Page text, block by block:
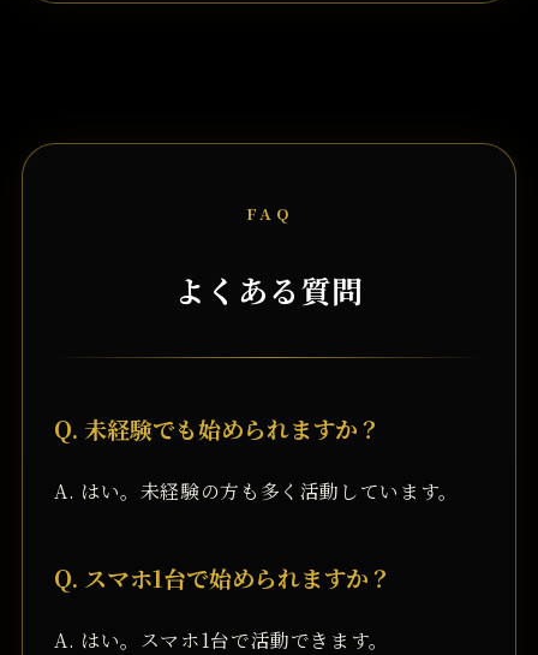
FAQ
よくある質問
Q. 未経験でも始められますか？
A. はい。未経験の方も多く活動しています。
Q. スマホ1台で始められますか？
A. はい。スマホ1台で活動できます。